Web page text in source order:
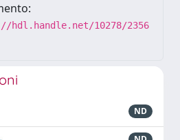
hdl.handle.net/10278/2356
ND